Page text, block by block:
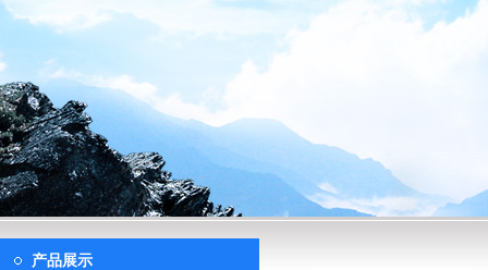
产品展示